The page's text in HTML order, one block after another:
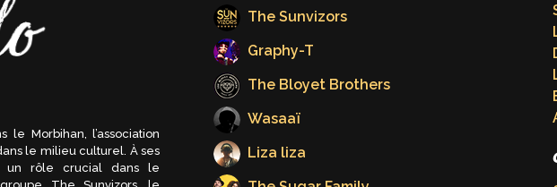
le Morbihan, l’association
le milieu culturel. À ses
un rôle crucial dans le
The Sunvizors
Graphy-T
The Bloyet Brothers
Wasaaï
Liza liza